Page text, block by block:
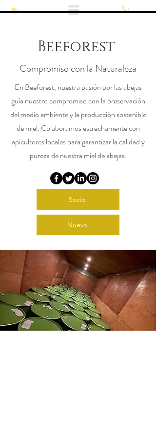
Beeforest
Compromiso con la Naturaleza
En Beeforest, nuestra pasión por las abejas
guía nuestro compromiso con la preservación
del medio ambiente y la producción sostenible
de miel. Colaboramos estrechamente con
apicultores locales para garantizar la calidad y
pureza de nuestra miel de abejas.
Socio
Nuevo